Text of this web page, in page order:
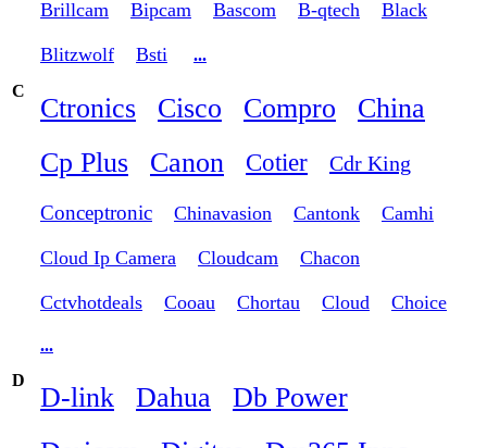
Brillcam Bipcam Bascom B-qtech Black
Blitzwolf Bsti
...
C
Ctronics Cisco Compro
China
Cp Plus
Canon Cotier Cdr King
Conceptronic Chinavasion Cantonk Camhi
Cloud Ip Camera Cloudcam Chacon
Cctvhotdeals Cooau Chortau Cloud Choice
...
D
D-link Dahua
Db Power